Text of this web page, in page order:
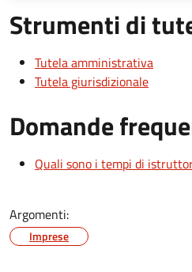
Strumenti di
Tutela amministrativa
Tutela giurisdizionale
Domande
Quali sono i tempi di
Argomenti:
Imprese